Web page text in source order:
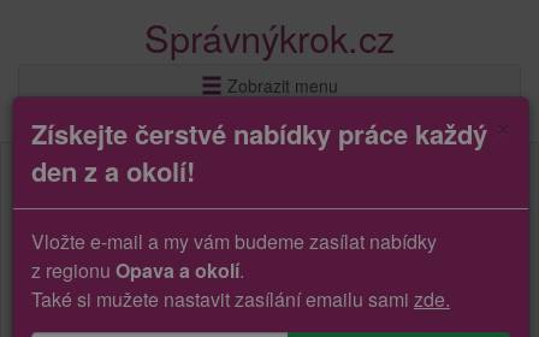
Správnýkrok.cz
Zobrazit menu
Získejte čerstvé nabídky práce každý
den z a okolí!
Vložte e-mail a my vám budeme zasílat nabídky
z regionu Opava a okolí.
Také si mužete nastavit zasílání emailu sami zde.